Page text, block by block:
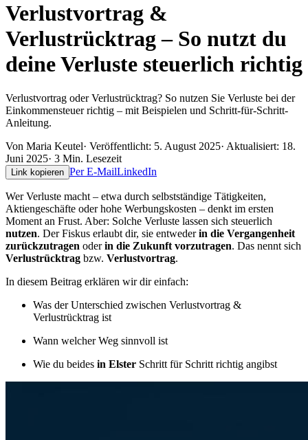
Verlustvortrag &
Verlustrücktrag – So nutzt du
deine Verluste steuerlich richtig
Verlustvortrag oder Verlustrücktrag? So nutzen Sie Verluste bei der
Einkommensteuer richtig – mit Beispielen und Schritt-für-Schritt-
Anleitung.
Von Maria Keutel· Veröffentlicht: 5. August 2025· Aktualisiert: 18.
Juni 2025· 3 Min. Lesezeit
Link kopieren Per E-MailLinkedIn
Wer Verluste macht – etwa durch selbstständige Tätigkeiten,
Aktiengeschäfte oder hohe Werbungskosten – denkt im ersten
Moment an Frust. Aber: Solche Verluste lassen sich steuerlich
nutzen. Der Fiskus erlaubt dir, sie entwederin die Vergangenheit
zurückzutragen oderin die Zukunft vorzutragen. Das nennt sich
Verlustrücktrag bzw. Verlustvortrag.
In diesem Beitrag erklären wir dir einfach:
Was der Unterschied zwischen Verlustvortrag &
Verlustrücktrag ist
Wann welcher Weg sinnvoll ist
Wie du beides in Elster Schritt für Schritt richtig angibst